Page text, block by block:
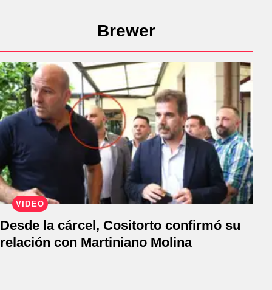
Brewer
VIDEO
Desde la cárcel, Cositorto confirmó su
relación con Martiniano Molina